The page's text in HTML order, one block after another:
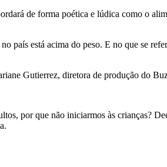
de forma poética e lúdica como o
país está acima do peso. E no que se
Gutierrez, diretora de produção do
por que não iniciarmos às crianças?